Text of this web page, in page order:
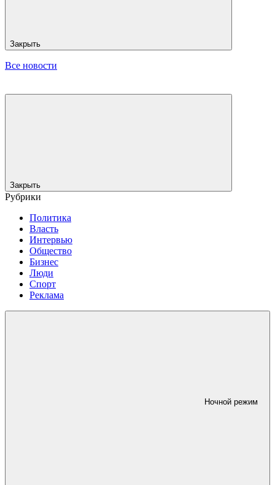
Закрыть
Все новости
Закрыть
Рубрики
Политика
Власть
Интервью
Общество
Бизнес
Люди
Спорт
Реклама
Ночной режим